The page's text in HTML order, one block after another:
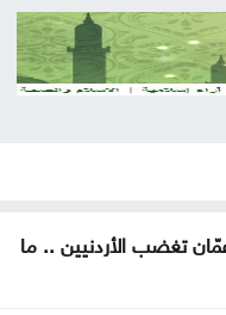
الصينية
للجيش اللبناني
على مأرب
في الكورة
لبنان
تغضب الأردنيين .. ما